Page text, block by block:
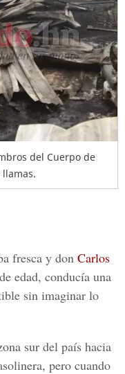
del Cuerpo de
fresca y don Carlos
edad, conducía una
sin imaginar lo
sur del país hacia
pero cuando